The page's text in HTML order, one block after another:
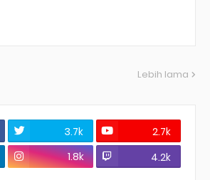
Lebih lama
3.7k
2.7k
1.8k 4.2k